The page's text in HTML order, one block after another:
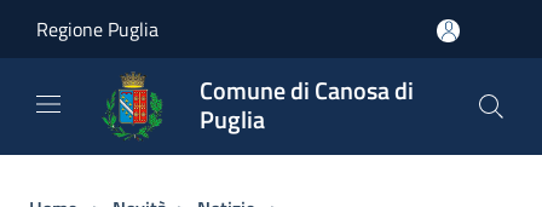
Regione Puglia
Comune di Canosa di
Puglia